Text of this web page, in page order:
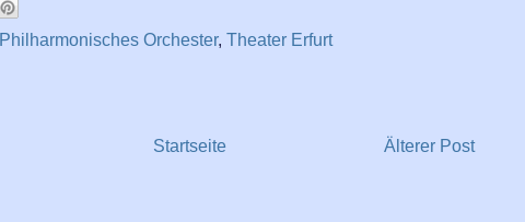
Philharmonisches Orchester, Theater Erfurt
Älterer Post
Startseite